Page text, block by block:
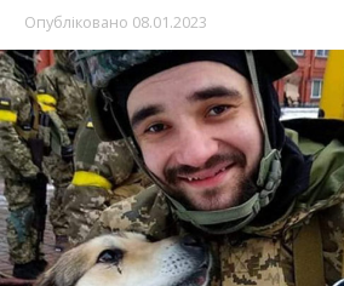
Опубліковано 08.01.2023